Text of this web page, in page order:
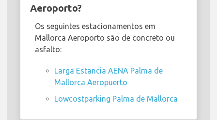
Aeroporto?
Os seguintes estacionamentos em
Mallorca Aeroporto são de concreto ou
asfalto:
Larga Estancia AENA Palma de
Mallorca Aeropuerto
Lowcostparking Palma de Mallorca